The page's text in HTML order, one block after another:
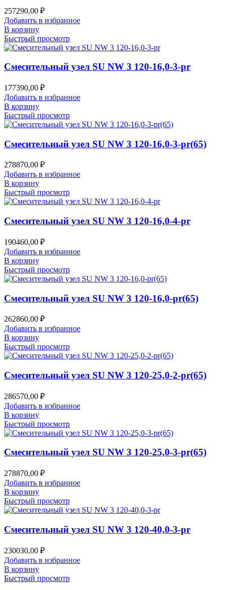
257290,00 ₽
Добавить в избранное
В корзину
Быстрый просмотр
Смесительный узел SU NW 3 120-16,0-3-pr
177390,00 ₽
Добавить в избранное
В корзину
Быстрый просмотр
Смесительный узел SU NW 3 120-16,0-3-pr(65)
278870,00 ₽
Добавить в избранное
В корзину
Быстрый просмотр
Смесительный узел SU NW 3 120-16,0-4-pr
190460,00 ₽
Добавить в избранное
В корзину
Быстрый просмотр
Смесительный узел SU NW 3 120-16,0-pr(65)
262860,00 ₽
Добавить в избранное
В корзину
Быстрый просмотр
Смесительный узел SU NW 3 120-25,0-2-pr(65)
286570,00 ₽
Добавить в избранное
В корзину
Быстрый просмотр
Смесительный узел SU NW 3 120-25,0-3-pr(65)
278870,00 ₽
Добавить в избранное
В корзину
Быстрый просмотр
Смесительный узел SU NW 3 120-40,0-3-pr
230030,00 ₽
Добавить в избранное
В корзину
Быстрый просмотр